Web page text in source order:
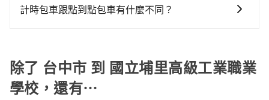
就顯得非常不便。
務，依據旅客的需求來安排。旅客可立即在官網進行價
計時包車跟點到點包車有什麼不同？
費，通常以每小時為單位，客戶可以根據自己的需要預
定一定時間的包車服務。這種服務適用於需要在城市內
多個地點間來回穿梭的客戶，例如市區觀光、商務差旅
除了 台中市 到 國立埔里高級工業職業
學校，還有⋯